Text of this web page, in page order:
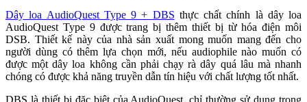
Dây loa AudioQuest Type 9 + DBS thực chất chính là dây loa
AudioQuest Type 9 được trang bị thêm thiết bị từ hóa điện môi
DSB. Thiết kế này của nhà sản xuất mong muốn mang đến cho
người dùng có thêm lựa chọn mới, nếu audiophile nào muốn có
được một dây loa không cần phải chạy rà dây quá lâu mà nhanh
chóng có được khả năng truyền dẫn tín hiệu với chất lượng tốt nhất.
DBS là thiết bị đặc biệt của AudioQuest, chỉ thường sử dụng trong